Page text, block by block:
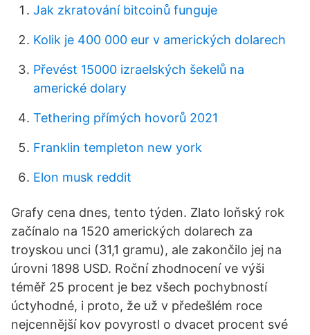
Jak zkratování bitcoinů funguje
Kolik je 400 000 eur v amerických dolarech
Převést 15000 izraelských šekelů na
americké dolary
Tethering přímých hovorů 2021
Franklin templeton new york
Elon musk reddit
Grafy cena dnes, tento týden. Zlato loňský rok
začínalo na 1520 amerických dolarech za
troyskou unci (31,1 gramu), ale zakončilo jej na
úrovni 1898 USD. Roční zhodnocení ve výši
téměř 25 procent je bez všech pochybností
úctyhodné, i proto, že už v předešlém roce
nejcennější kov povyrostl o dvacet procent své